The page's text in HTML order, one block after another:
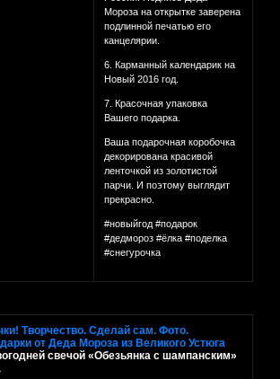
Мороза на открытке заверена
подлинной печатью его
канцелярии.
6. Карманный календарик на
Новый 2016 год.
7. Красочная упаковка
Вашего подарка.
Ваша подарочная коробочка
декорирована красивой
ленточкой из золотистой
парчи. И поэтому выглядит
прекрасно.
#новыйгод #подарок
#дедмороз #ёлка #поделка
#снегурочка
Творчество. Сделай сам. Фото.
от Деда Мороза из Великого Устюга
свечой «Обезьянка с шампанским»